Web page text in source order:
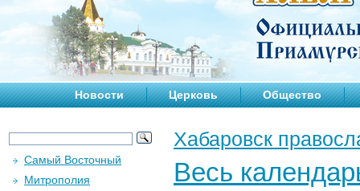
Новости Церковь Общество
Хабаровск
Весь
Самый Восточный
Митрополия